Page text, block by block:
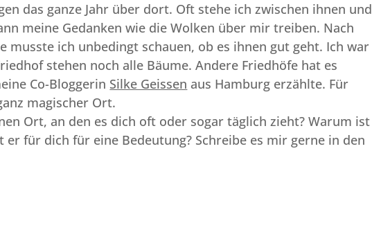
das ganze Jahr über dort. Oft stehe ich zwischen ihnen und
meine Gedanken wie die Wolken über mir treiben. Nach
musste ich unbedingt schauen, ob es ihnen gut geht. Ich war
stehen noch alle Bäume. Andere Friedhöfe hat es
Co-Bloggerin Silke Geissen aus Hamburg erzählte. Für
magischer Ort.
Ort, an den es dich oft oder sogar täglich zieht? Warum ist
er für dich für eine Bedeutung? Schreibe es mir gerne in den